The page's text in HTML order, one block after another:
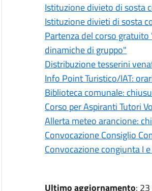
Istituzione divieto di sosta
Istituzione divieti di sosta
Partenza del corso
dinamiche di gruppo"
Distribuzione tesserini
Info Point Turistico/IAT:
Biblioteca comunale:
Corso per Aspiranti Tutori
Allerta meteo arancione:
Convocazione Consiglio
Convocazione congiunta I
Ultimo aggiornamento: